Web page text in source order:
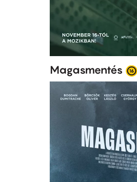
Magasmentés